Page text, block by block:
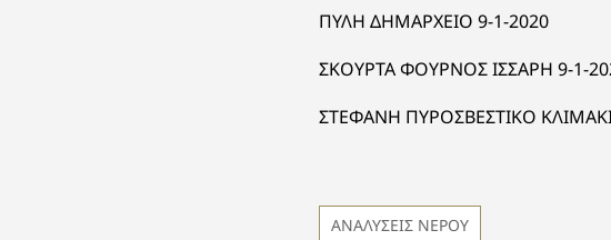
ΠΥΛΗ ΔΗΜΑΡΧΕΙΟ 9-1-2020
ΣΚΟΥΡΤΑ ΦΟΥΡΝΟΣ ΙΣΣΑΡΗ 9-1-
ΣΤΕΦΑΝΗ ΠΥΡΟΣΒΕΣΤΙΚΟ
ΑΝΑΛΥΣΕΙΣ ΝΕΡΟΥ